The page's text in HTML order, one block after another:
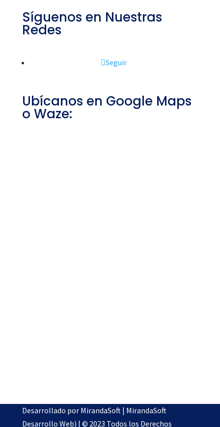
Síguenos en Nuestras
Redes
Seguir
Ubícanos en Google Maps
o Waze:
Desarrollado por MirandaSoft | MirandaSoft
Desarrollo Web) | © 2023 Todos los Derechos